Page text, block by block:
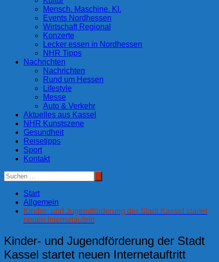
Mensch. Maschine. KI.
Events Nordhessen
Wirtschaft Regional
Konzerte
Lecker essen in Nordhessen
NHR Tipps
Nachrichten
Nachrichten
Rund um Hessen
Lifestyle
Messe
Auto & Verkehr
Aktuelles aus Kassel
NHR Kunstszene
Gesundheit
Reisetipps
Sport
Kontakt
Start
Allgemein
Kinder- und Jugendförderung der Stadt Kassel startet
neuen Internetauftritt
Kinder- und Jugendförderung der Stadt
Kassel startet neuen Internetauftritt